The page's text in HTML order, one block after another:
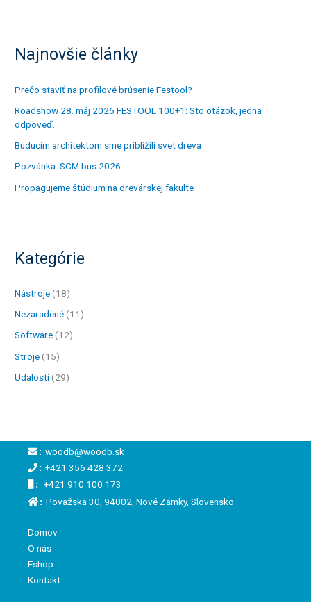
a
a
ť
:
Najnovšie články
Prečo staviť na profilové brúsenie Festool?
Roadshow 28. máj 2026 FESTOOL 100+1: Sto otázok, jedna
odpoveď.
Budúcim architektom sme priblížili svet dreva
Pozvánka: SCM bus 2026
Propagujeme štúdium na drevárskej fakulte
Kategórie
Nástroje (18)
Nezaradené (11)
Software (12)
Stroje (15)
Udalosti (29)
: woodb@woodb.sk
: +421 356 428 372
: +421 910 100 173
: Považská 30, 94002, Nové Zámky, Slovensko
Domov
O nás
Eshop
Kontakt